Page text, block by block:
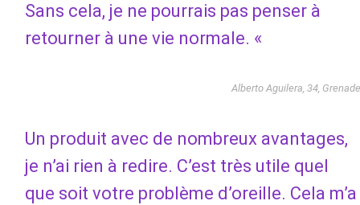
Sans cela, je ne pourrais pas penser à
retourner à une vie normale. «
Alberto Aguilera, 34, Grenade
Un produit avec de nombreux avantages,
je n’ai rien à redire. C’est très utile quel
que soit votre problème d’oreille. Cela m’a